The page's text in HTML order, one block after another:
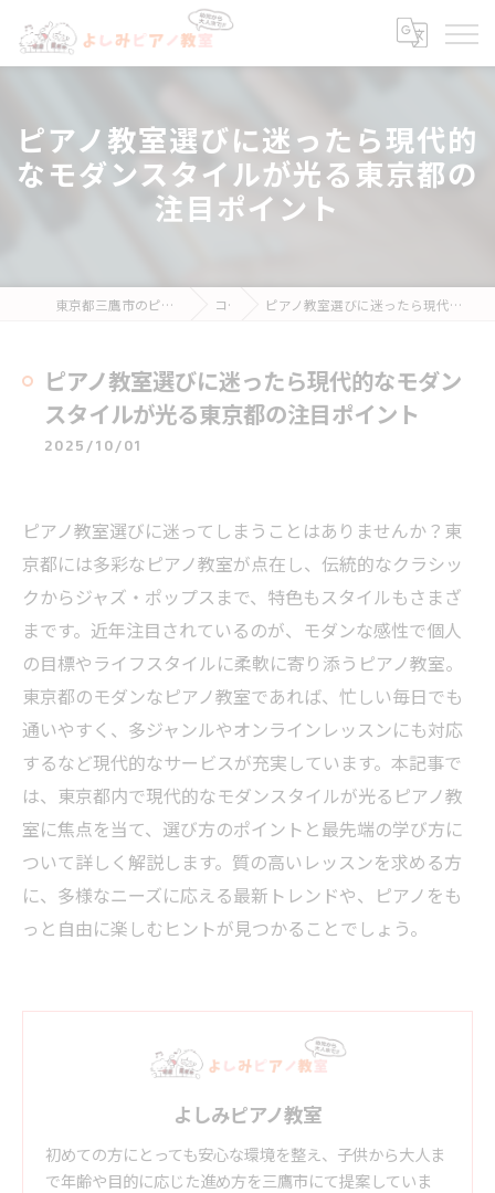
ピアノ教室選びに迷ったら現代的
なモダンスタイルが光る東京都の
注目ポイント
東京都三鷹市のピアノ教室ならよしみピアノ教室 コラム ピアノ教室選びに迷ったら現代的なモダンスタイルが光る東京都の注目ポイント
ピアノ教室選びに迷ったら現代的なモダン
スタイルが光る東京都の注目ポイント
2025/10/01
ピアノ教室選びに迷ってしまうことはありませんか？東
京都には多彩なピアノ教室が点在し、伝統的なクラシッ
クからジャズ・ポップスまで、特色もスタイルもさまざ
まです。近年注目されているのが、モダンな感性で個人
の目標やライフスタイルに柔軟に寄り添うピアノ教室。
東京都のモダンなピアノ教室であれば、忙しい毎日でも
通いやすく、多ジャンルやオンラインレッスンにも対応
するなど現代的なサービスが充実しています。本記事で
は、東京都内で現代的なモダンスタイルが光るピアノ教
室に焦点を当て、選び方のポイントと最先端の学び方に
ついて詳しく解説します。質の高いレッスンを求める方
に、多様なニーズに応える最新トレンドや、ピアノをも
っと自由に楽しむヒントが見つかることでしょう。
よしみピアノ教室
初めての方にとっても安心な環境を整え、子供から大人ま
で年齢や目的に応じた進め方を三鷹市にて提案していま